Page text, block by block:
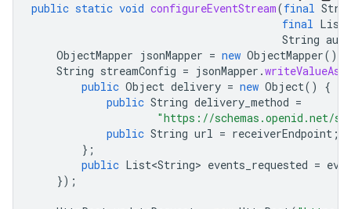
public static void configureEventStream(final
final
String
ObjectMapper jsonMapper = new ObjectMapper();
String streamConfig = jsonMapper .
public Object delivery = new Object()
{
public String delivery_method =
"https://schemas.openid.net/
public String url = receiverEndpoint ;
};
public List<String> events_requested =
});